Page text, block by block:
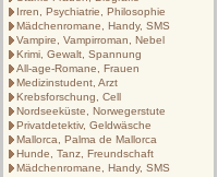
Irren, Psychiatrie, Philosophie
Mädchenromane, Handy, SMS
Vampire, Vampirroman, Nebel
Krimi, Gewalt, Spannung
All-age-Romane, Frauen
Medizinstudent, Arzt
Krebsforschung, Cell
Nordseeküste, Norwegerstute
Privatdetektiv, Geldwäsche
Mallorca, Palma de Mallorca
Hunde, Tanz, Freundschaft
Mädchenromane, Handy, SMS